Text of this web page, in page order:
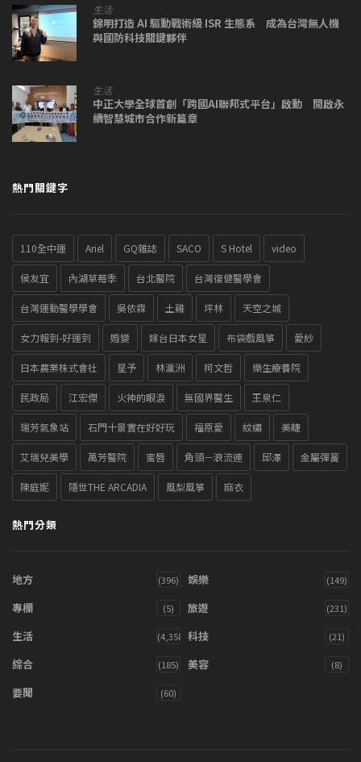
生活
錦明打造 AI 驅動戰術級 ISR 生態系 成為台灣無人機
與國防科技關鍵夥伴
生活
中正大學全球首創「跨國AI聯邦式平台」啟動 開啟永
續智慧城市合作新篇章
熱門關鍵字
110全中運 Ariel GQ雜誌 SACO S Hotel video
侯友宜 內湖草莓季 台北醫院 台灣復健醫學會
台灣運動醫學學會 吳依霖 土雞 坪林 天空之城
女力報到-好運到 婚變 嫁台日本女星 布袋戲風箏 愛紗
日本農業株式會社 星予 林瀛洲 柯文哲 樂生療養院
民政局 江宏傑 火神的眼淚 無國界醫生 王泉仁
瑞芳氣象站 石門十景實在好好玩 福原愛 紋繡 美睫
艾瑞兒美學 萬芳醫院 蜜唇 角頭－浪流連 邱澤 金屬彈簧
陳庭妮 隱世THE ARCADIA 風梨風箏 麻衣
熱門分類
地方 (396) 娛樂 (149)
專欄 (5) 旅遊 (231)
生活 (4,358) 科技 (21)
綜合 (185) 美容 (8)
要聞 (60)